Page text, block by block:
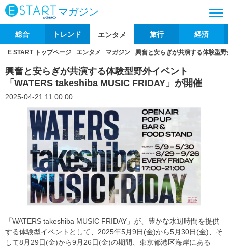
マガジン
総合 トレンド エンタメ 旅行 経済
E START トップページ エンタメ マガジン 興奮と安らぎが共演する体験型
興奮と安らぎが共演する体験型野外イベント
「WATERS takeshiba MUSIC FRIDAY」が開催
2025-04-21 11:00:00
「WATERS takeshiba MUSIC FRIDAY」が、豊かな水辺時間を提供
する体験型イベントとして、2025年5月9日(金)から5月30日(金)、そ
して8月29日(金)から9月26日(金)の期間、東京都港区海岸にある